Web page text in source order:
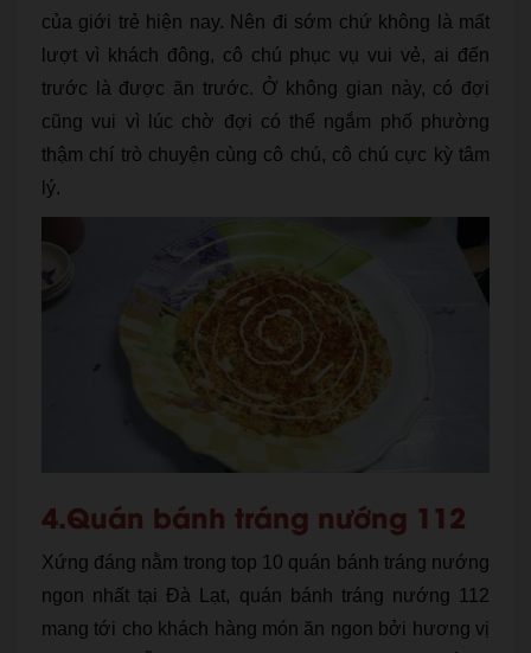
của giới trẻ hiện nay. Nên đi sớm chứ không là mất
lượt vì khách đông, cô chú phục vụ vui vẻ, ai đến
trước là được ăn trước. Ở không gian này, có đợi
cũng vui vì lúc chờ đợi có thể ngắm phố phường
thậm chí trò chuyện cùng cô chú, cô chú cực kỳ tâm
lý.
4.Quán bánh tráng nướng 112
Xứng đáng nằm trong top 10 quán bánh tráng nướng
ngon nhất tại Đà Lạt, quán bánh tráng nướng 112
mang tới cho khách hàng món ăn ngon bởi hương vị